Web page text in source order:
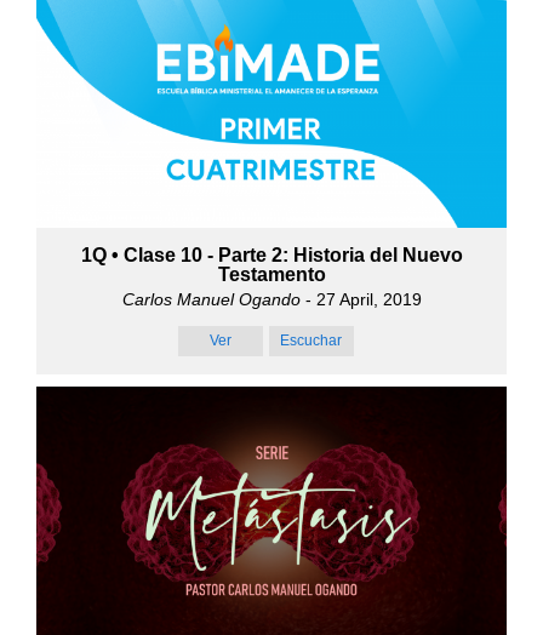
1Q • Clase 10 - Parte 2: Historia del Nuevo
Testamento
Carlos Manuel Ogando- 27 April, 2019
Ver Escuchar